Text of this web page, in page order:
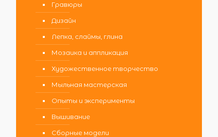
Гравюры
Дизайн
Лепка, слаймы, глина
Мозаика и аппликация
Художественное творчество
Мыльная мастерская
Опыты и эксперименты
Вышивание
Сборные модели